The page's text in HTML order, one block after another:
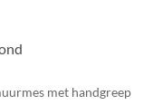
met handgreep